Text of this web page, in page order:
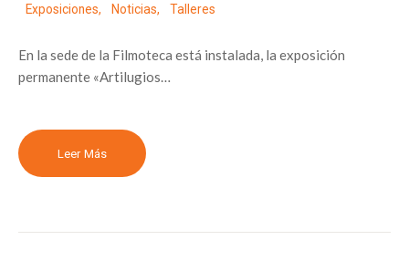
Exposiciones, Noticias, Talleres
En la sede de la Filmoteca está instalada, la exposición
permanente «Artilugios…
Leer Más